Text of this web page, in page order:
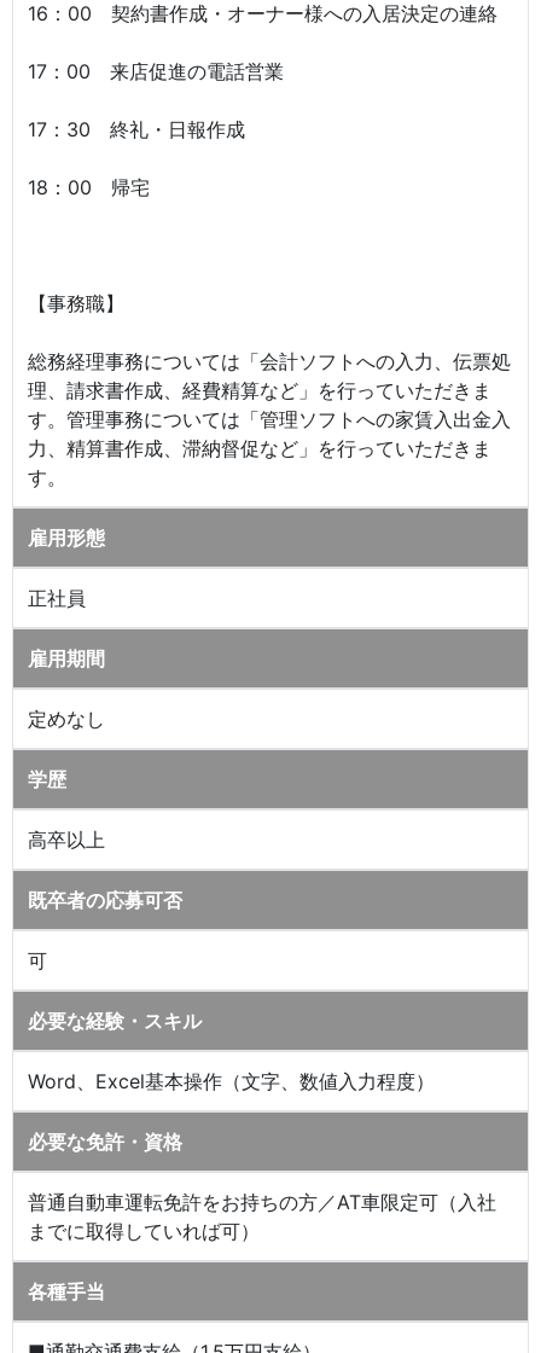
16：00 契約書作成・オーナー様への入居決定の連絡
17：00 来店促進の電話営業
17：30 終礼・日報作成
18：00 帰宅
【事務職】
総務経理事務については「会計ソフトへの入力、伝票処
理、請求書作成、経費精算など」を行っていただきま
す。管理事務については「管理ソフトへの家賃入出金入
力、精算書作成、滞納督促など」を行っていただきま
す。
雇用形態
正社員
雇用期間
定めなし
学歴
高卒以上
既卒者の応募可否
可
必要な経験・スキル
Word、Excel基本操作（文字、数値入力程度）
必要な免許・資格
普通自動車運転免許をお持ちの方／AT車限定可（入社
までに取得していれば可）
各種手当